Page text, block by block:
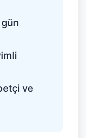
gün
ve